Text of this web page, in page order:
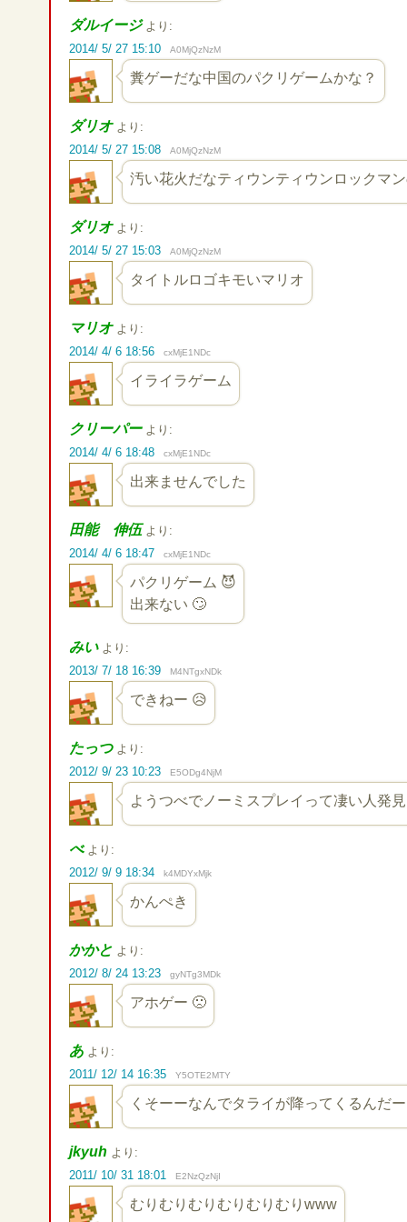
ダルイージ より:
2014/ 5/ 27 15:10
A0MjQzNzM
糞ゲーだな中国のパクリゲームかな？
ダリオ より:
2014/ 5/ 27 15:08
A0MjQzNzM
汚い花火だなティウンティウンロックマ
ダリオ より:
2014/ 5/ 27 15:03
A0MjQzNzM
タイトルロゴキモいマリオ
マリオ より:
2014/ 4/ 6 18:56
cxMjE1NDc
イライラゲーム
クリーパー より:
2014/ 4/ 6 18:48
cxMjE1NDc
出来ませんでした
田能 伸伍 より:
2014/ 4/ 6 18:47
cxMjE1NDc
パクリゲーム 😈
出来ない 🙄
みい より:
2013/ 7/ 18 16:39
M4NTgxNDk
できねー 😥
たっつ より:
2012/ 9/ 23 10:23
E5ODg4NjM
ようつべでノーミスプレイって凄い人発
べ より:
2012/ 9/ 9 18:34
k4MDYxMjk
かんぺき
かかと より:
2012/ 8/ 24 13:23
gyNTg3MDk
アホゲー 🙁
あ より:
2011/ 12/ 14 16:35
Y5OTE2MTY
くそーーなんでタライが降ってくるんだ
jkyuh より:
2011/ 10/ 31 18:01
E2NzQzNjI
むりむりむりむりむりむりwww